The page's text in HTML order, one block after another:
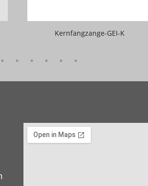
Kernfangzange-GEI-K